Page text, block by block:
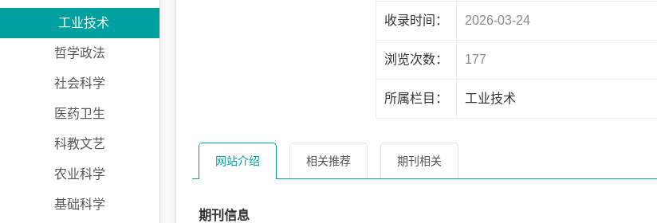
工业技术
哲学政法
社会科学
医药卫生
科教文艺
农业科学
基础科学
收录时间： 2026-03-24
浏览次数： 177
所属栏目： 工业技术
网站介绍 相关推荐 期刊相关
期刊信息